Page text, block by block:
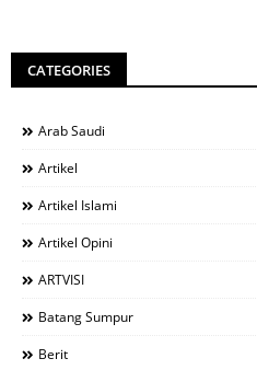
CATEGORIES
Arab Saudi
Artikel
Artikel Islami
Artikel Opini
ARTVISI
Batang Sumpur
Berit